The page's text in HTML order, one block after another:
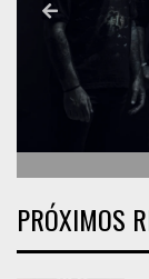
PRÓXIMOS